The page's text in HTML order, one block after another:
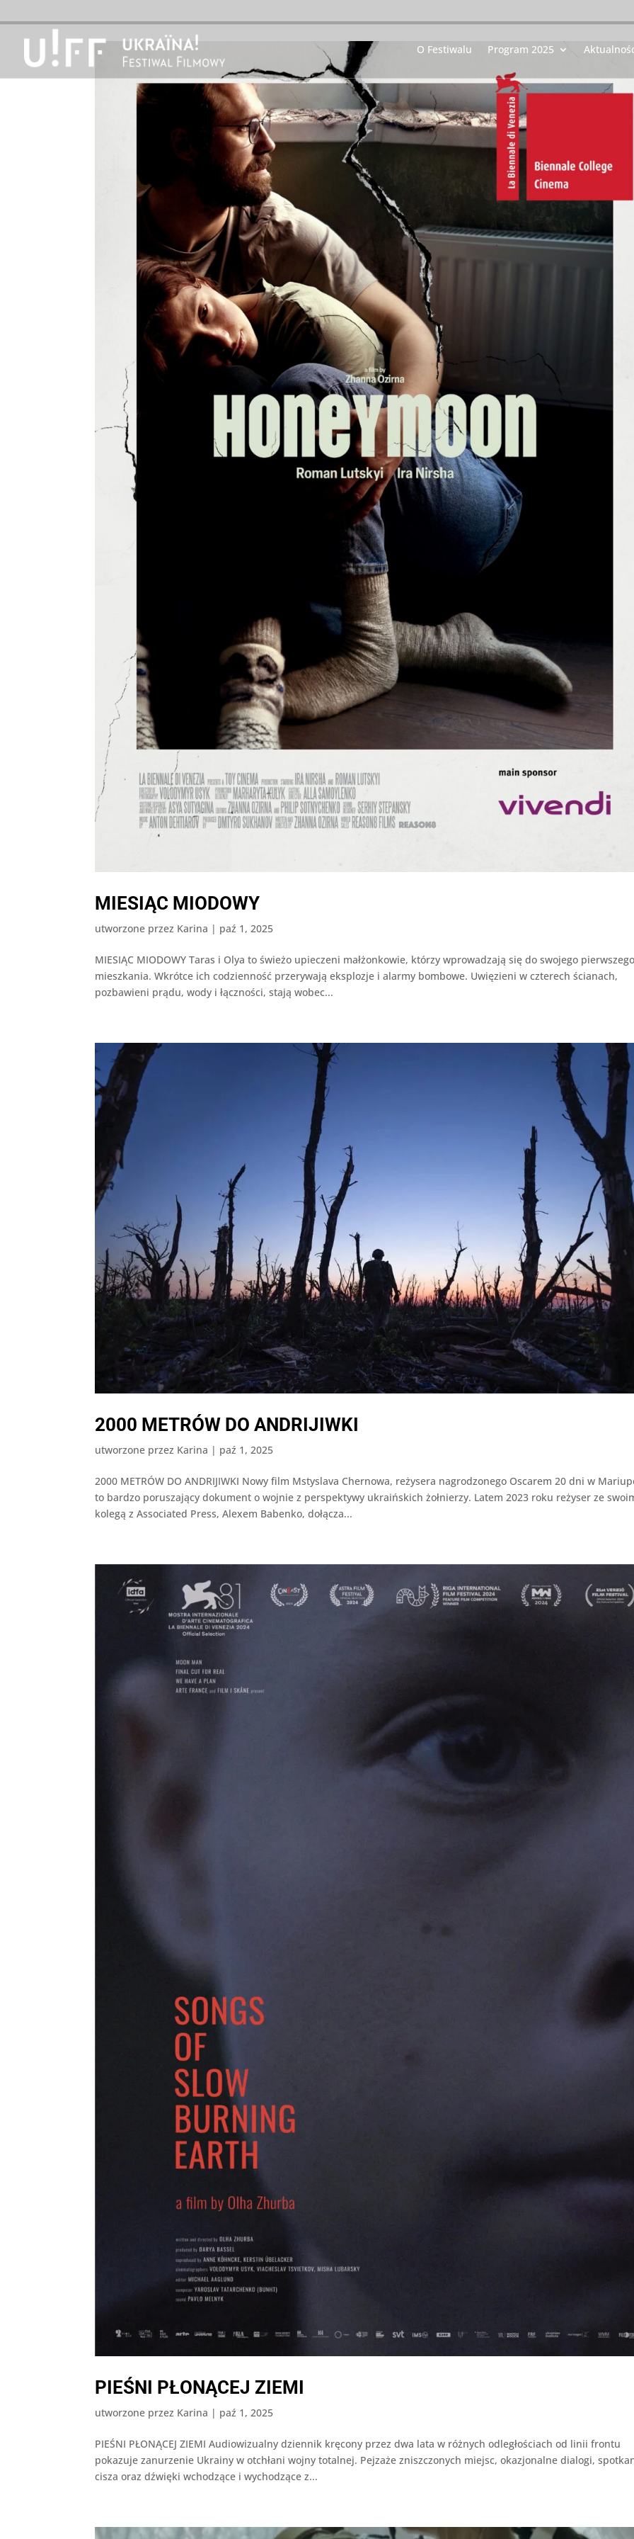
O Festiwalu Program 2025
MIESIĄC MIODOWY
utworzone przez Karina | paź 1, 2025
MIESIĄC MIODOWY Taras i Olya to świeżo upieczeni małżonkowie, którzy wprowadzają się do swojego
mieszkania. Wkrótce ich codzienność przerywają eksplozje i alarmy bombowe. Uwięzieni w czterech ścianach,
pozbawieni prądu, wody i łączności, stają wobec...
2000 METRÓW DO ANDRIJIWKI
utworzone przez Karina | paź 1, 2025
2000 METRÓW DO ANDRIJIWKI Nowy film Mstyslava Chernowa, reżysera nagrodzonego Oscarem 20 dni w
to bardzo poruszający dokument o wojnie z perspektywy ukraińskich żołnierzy. Latem 2023 roku reżyser ze
kolegą z Associated Press, Alexem Babenko, dołącza...
PIEŚNI PŁONĄCEJ ZIEMI
utworzone przez Karina | paź 1, 2025
PIEŚNI PŁONĄCEJ ZIEMI Audiowizualny dziennik kręcony przez dwa lata w różnych odległościach od linii frontu
pokazuje zanurzenie Ukrainy w otchłani wojny totalnej. Pejzaże zniszczonych miejsc, okazjonalne dialogi,
cisza oraz dźwięki wchodzące i wychodzące z...